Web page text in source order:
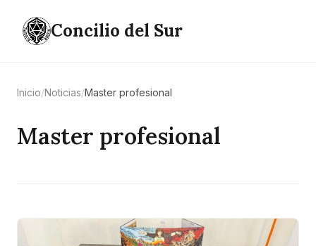
Concilio del Sur
Inicio/Noticias/Master profesional
Master profesional